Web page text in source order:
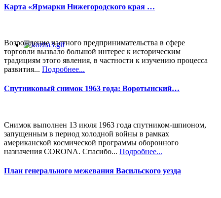
Карта «Ярмарки Нижегородского края …
Возрождение частного предпринимательства в сфере
торговли вызвало большой интерес к историческим
традициям этого явления, в частности к изучению процесса
развития... Подробнее...
Спутниковый снимок 1963 года: Воротынский…
Снимок выполнен 13 июля 1963 года спутником-шпионом,
запущенным в период холодной войны в рамках
американской космической программы оборонного
назначения CORONA. Спасибо... Подробнее...
План генерального межевания Васильского уезда